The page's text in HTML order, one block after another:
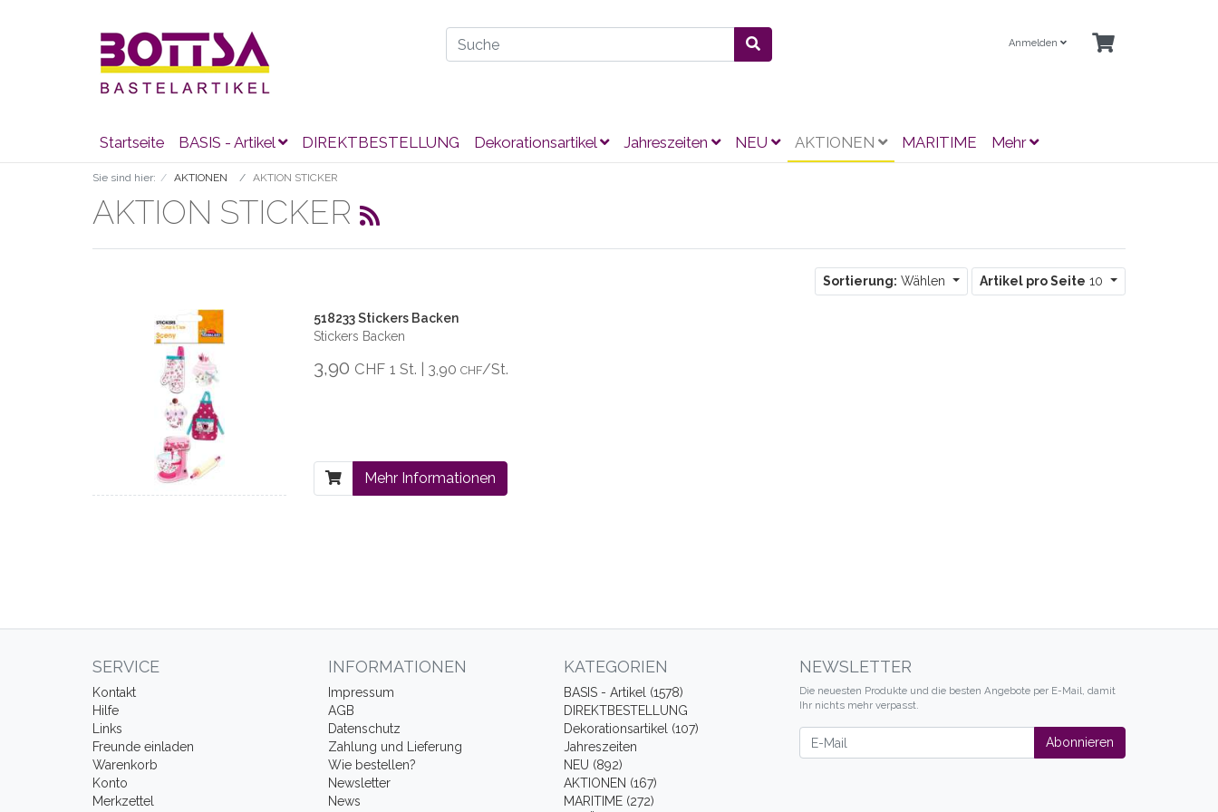
Anmelden
Startseite BASIS - Artikel DIREKTBESTELLUNG Dekorationsartikel Jahreszeiten NEU AKTIONEN MARITIME Mehr
Sie sind hier: AKTIONEN AKTION STICKER
AKTION STICKER
Sortierung: Wählen Artikel pro Seite 10
518233 Stickers Backen
Stickers Backen
3,90 CHF 1 St. | 3,90 CHF/St.
Mehr Informationen
SERVICE
Kontakt
Hilfe
Links
Freunde einladen
Warenkorb
Konto
Merkzettel
INFORMATIONEN
Impressum
AGB
Datenschutz
Zahlung und Lieferung
Wie bestellen?
Newsletter
News
KATEGORIEN
BASIS - Artikel (1578)
DIREKTBESTELLUNG
Dekorationsartikel (107)
Jahreszeiten
NEU (892)
AKTIONEN (167)
MARITIME (272)
NEWSLETTER
Die neuesten Produkte und die besten Angebote per E-Mail, damit
Ihr nichts mehr verpasst.
Newsletter Abonnieren